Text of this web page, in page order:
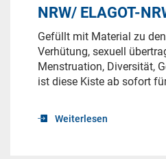
NRW/ ELAGOT-
Gefüllt mit Material zu
Verhütung, sexuell
Menstruation, Diversität,
ist diese Kiste ab sofort
Weiterlesen